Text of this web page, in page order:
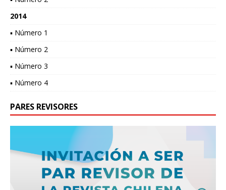
2014
▪ Número 1
▪ Número 2
▪ Número 3
▪ Número 4
PARES REVISORES